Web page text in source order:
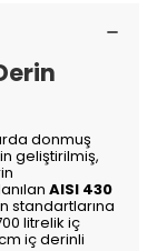
donmuş
geliştirilmiş,
AISI 430
standartlarına
litrelik iç
iç derinli